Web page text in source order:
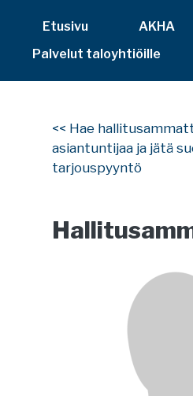
Etusivu AKHA
Palvelut taloyhtiöille
<< Hae
asiantuntijaa ja jätä
tarjouspyyntö